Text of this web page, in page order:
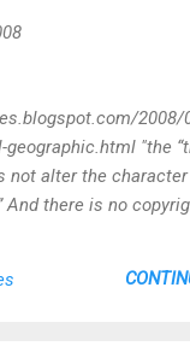
2008/
geographic.html "the
not alter the
And there is no
http://